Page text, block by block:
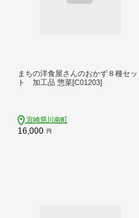
まちの洋食屋さんのおかず８種セッ
ト 加工品 惣菜[C01203]
宮崎県川南町
16,000 円